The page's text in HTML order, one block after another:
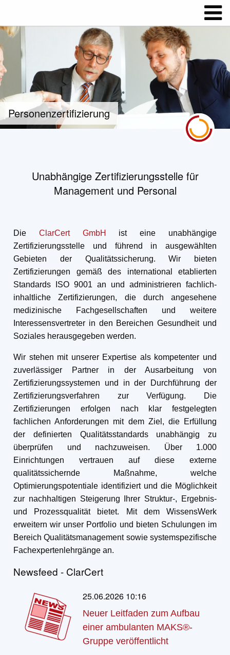
Personenzertifizierung
Unabhängige Zertifizierungsstelle für
Management und Personal
Die ClarCert GmbH
ist eine unabhängige
Zertifizierungsstelle und führend in ausgewählten
Gebieten der Qualitätssicherung. Wir bieten
Zertifizierungen gemäß des international etablierten
Standards ISO 9001 an und administrieren fachlich-
inhaltliche Zertifizierungen, die durch angesehene
medizinische Fachgesellschaften und weitere
Interessensvertreter in den Bereichen Gesundheit und
Soziales herausgegeben werden.
Wir stehen mit unserer Expertise als kompetenter und
zuverlässiger Partner in der Ausarbeitung von
Zertifizierungssystemen und in der Durchführung der
Zertifizierungsverfahren zur Verfügung. Die
Zertifizierungen erfolgen nach klar festgelegten
fachlichen Anforderungen mit dem Ziel, die Erfüllung
der definierten Qualitätsstandards unabhängig zu
überprüfen und nachzuweisen. Über 1.000
Einrichtungen vertrauen auf diese externe
qualitätssichernde Maßnahme, welche
Optimierungspotentiale identifiziert und die Möglichkeit
zur nachhaltigen Steigerung Ihrer Struktur-, Ergebnis-
und Prozessqualität bietet. Mit dem WissensWerk
erweitern wir unser Portfolio und bieten Schulungen im
Bereich Qualitätsmanagement sowie systemspezifische
Fachexpertenlehrgänge an.
Newsfeed - ClarCert
25.06.2026 10:16
Neuer Leitfaden zum Aufbau
einer ambulanten MAKS®-
Gruppe veröffentlicht